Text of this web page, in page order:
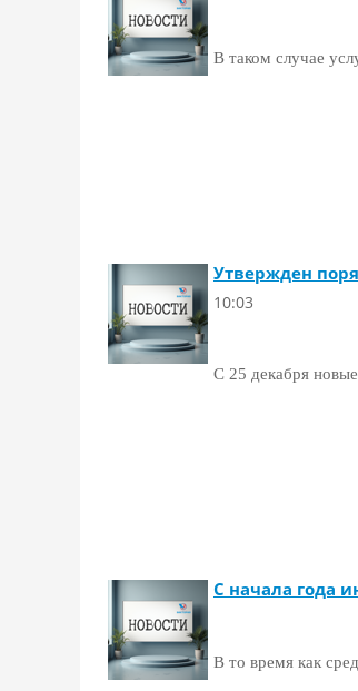
В таком случае
Утвержден
10:03
C 25 декабря
С начала года
В то время как